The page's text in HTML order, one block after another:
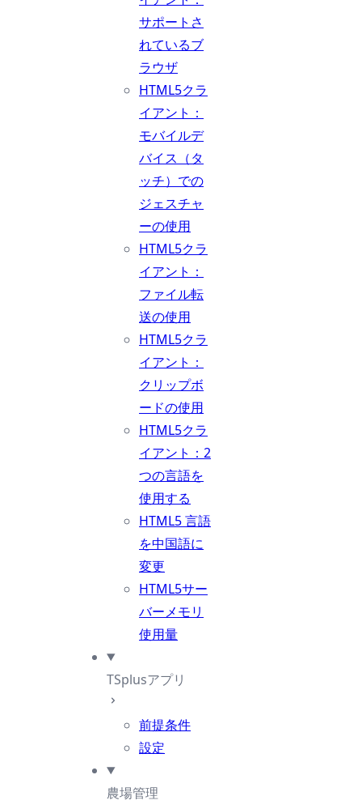
サポートさ
れているブ
ラウザ
HTML5クラ
イアント：
モバイルデ
バイス（タ
ッチ）での
ジェスチャ
ーの使用
HTML5クラ
イアント：
ファイル転
送の使用
HTML5クラ
イアント：
クリップボ
ードの使用
HTML5クラ
イアント：2
つの言語を
使用する
HTML5 言語
を中国語に
変更
HTML5サー
バーメモリ
使用量
TSplusアプリ
前提条件
設定
農場管理